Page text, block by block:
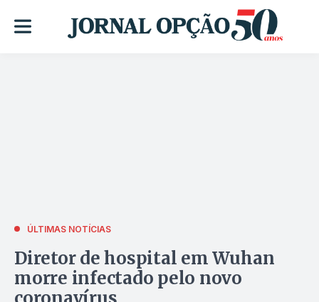
ÚLTIMAS NOTÍCIAS
Diretor de hospital em Wuhan
morre infectado pelo novo